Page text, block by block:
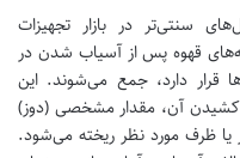
سنتی‌تر در بازار تجهیزات
قهوه پس از آسیاب شدن در
قرار دارد، جمع می‌شوند. این
کشیدن آن، مقدار مشخصی (دوز)
یا ظرف مورد نظر ریخته می‌شود.